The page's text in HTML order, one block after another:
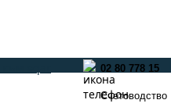
02 80 778 15
Счетоводство